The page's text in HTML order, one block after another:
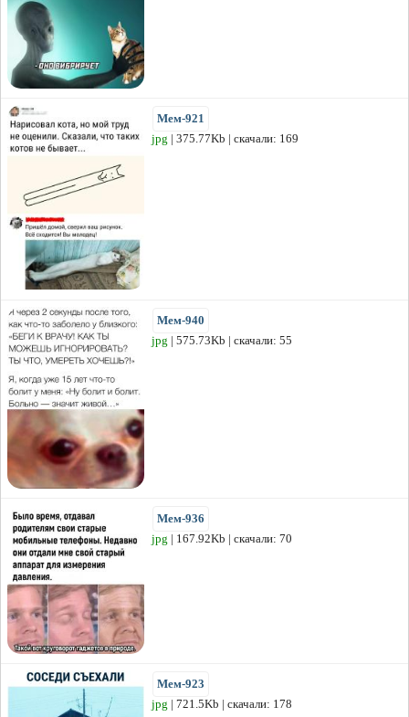
Мем-921
jpg | 375.77Kb | скачали: 169
Мем-940
jpg | 575.73Kb | скачали: 55
Мем-936
jpg | 167.92Kb | скачали: 70
Мем-923
jpg | 721.5Kb | скачали: 178